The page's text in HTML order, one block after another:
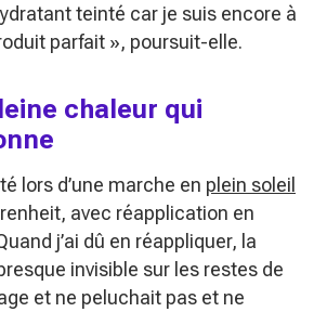
teinté car je suis encore à
parfait », poursuit-elle.
chaleur qui
lors d’une marche en plein soleil
avec réapplication en
j’ai dû en réappliquer, la
invisible sur les restes de
et ne peluchait pas et ne